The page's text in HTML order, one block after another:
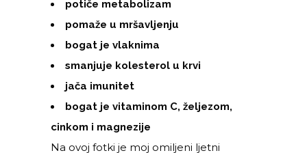
potiče metabolizam
pomaže u mršavljenju
bogat je vlaknima
smanjuje kolesterol u krvi
jača imunitet
bogat je vitaminom C, željezom,
cinkom i magnezije
Na ovoj fotki je moj omiljeni ljetni